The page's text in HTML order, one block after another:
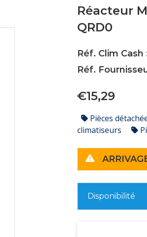
Réacteur
QRD0
Réf. Clim
Réf.
€15,29
Pièces
climatiseurs
Disponibilité